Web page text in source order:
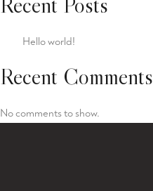
Hello world!
Recent Comments
No comments to show.